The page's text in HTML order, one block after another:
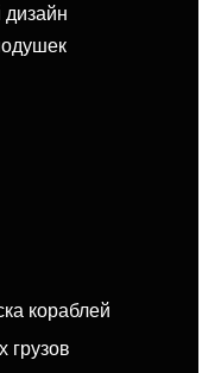
кораблей
грузов